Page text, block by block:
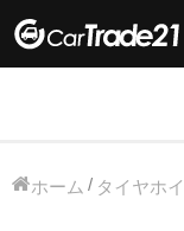
冬タイヤホイール
ホーム